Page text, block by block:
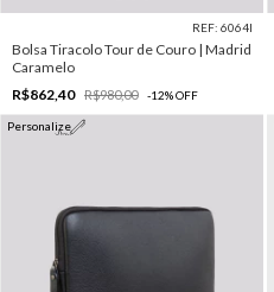
REF: 6064I
Bolsa Tiracolo Tour de Couro | Madrid
Caramelo
R$862,40
R$980,00 -12%OFF
Personalize